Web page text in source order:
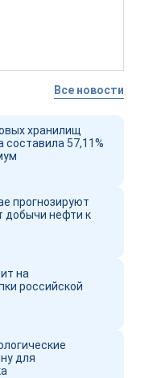
Все новости
хранилищ
составила 57,11%
прогнозируют
добычи нефти к
на
российской
для